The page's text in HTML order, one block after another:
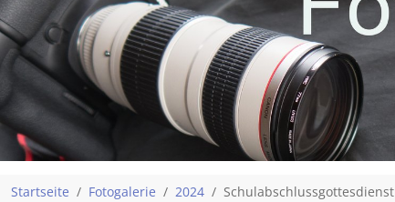
You are here:
Startseite Fotogalerie 2024 Schulabschlussgottesdienst